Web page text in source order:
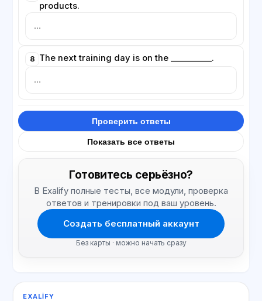
products.
8 The next training day is on the __________.
Проверить ответы
Показать все ответы
Готовитесь серьёзно?
В Exalify полные тесты, все модули, проверка
ответов и тренировки под ваш уровень.
Создать бесплатный аккаунт
Без карты · можно начать сразу
EXALIFY